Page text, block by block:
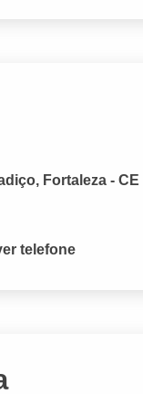
Fortaleza - CE
telefone